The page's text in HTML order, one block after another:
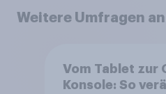
Weitere Umfragen
Vom Tablet zur
Konsole: So